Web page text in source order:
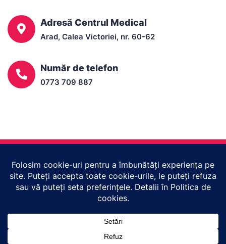
Adresă Centrul Medical
Arad, Calea Victoriei, nr. 60-62
Număr de telefon
0773 709 887
drepturile rezervate. Design & developmentendtoend.ro